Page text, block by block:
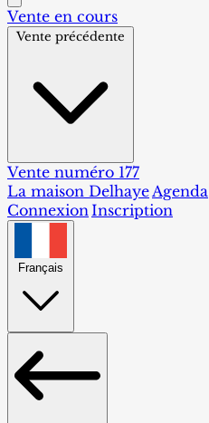
Vente en cours
Vente précédente
Vente numéro 177
La maison DelhayeAgenda
ConnexionInscription
Français